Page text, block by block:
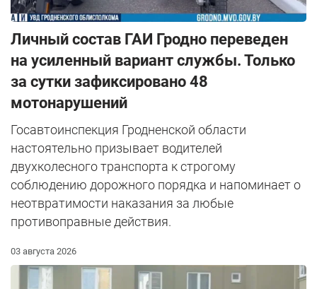
Личный состав ГАИ Гродно переведен
на усиленный вариант службы. Только
за сутки зафиксировано 48
мотонарушений
Госавтоинспекция Гродненской области
настоятельно призывает водителей
двухколесного транспорта к строгому
соблюдению дорожного порядка и напоминает о
неотвратимости наказания за любые
противоправные действия.
03 августа 2026